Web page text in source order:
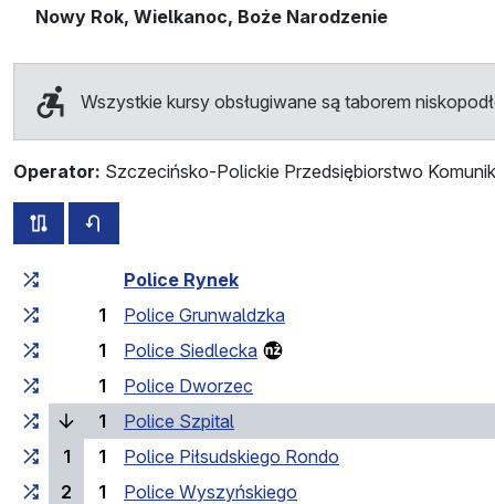
Nowy Rok, Wielkanoc, Boże Narodzenie
Wszystkie kursy obsługiwane są taborem
Operator: Szczecińsko-Polickie Przedsiębiorstwo
wszystkie trasy tej linii
Czas przejazdu narastająco
Police Rynek
1
Police Grunwaldzka
1
Police Siedlecka
1
Police Dworzec
1
Police Szpital(bieżący przystanek)
1
1
Police Piłsudskiego Rondo
2
1
Police Wyszyńskiego